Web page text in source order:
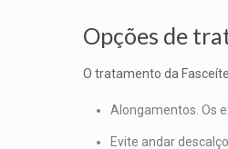
Opções de
O tratamento da
Alongamentos. Os
Evite andar